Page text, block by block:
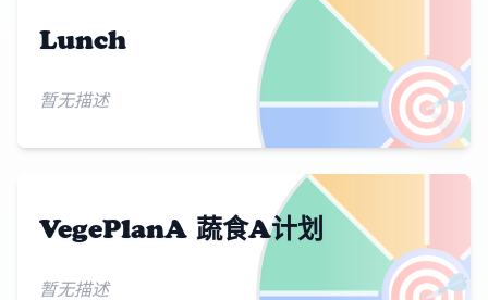
🎯
Lunch
暂无描述
VegePlanA 蔬食A计划
暂无描述